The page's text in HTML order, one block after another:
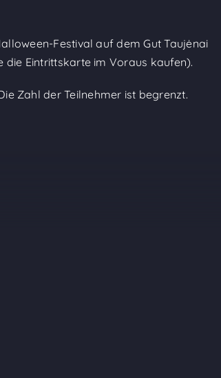
Festival auf dem Gut Taujėnai
die Eintrittskarte im Voraus kaufen).
Zahl der Teilnehmer ist begrenzt.